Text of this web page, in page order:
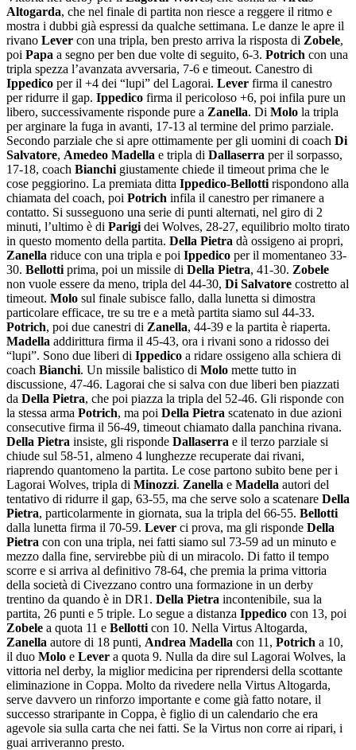
Altogarda, che nel finale di partita non riesce a reggere il ritmo e
mostra i dubbi già espressi da qualche settimana. Le danze le apre il
rivano Lever con una tripla, ben presto arriva la risposta di Zobele,
poi Papa a segno per ben due volte di seguito, 6-3. Potrich con una
tripla spezza l’avanzata avversaria, 7-6 e timeout. Canestro di
Ippedico per il +4 dei “lupi” del Lagorai. Lever firma il canestro
per ridurre il gap. Ippedico firma il pericoloso +6, poi infila pure un
libero, successivamente risponde pure a Zanella. Di Molo la tripla
per arginare la fuga in avanti, 17-13 al termine del primo parziale.
Secondo parziale che si apre ottimamente per gli uomini di coach Di
Salvatore, Amedeo Madella e tripla di Dallaserra per il sorpasso,
17-18, coach Bianchi giustamente chiede il timeout prima che le
cose peggiorino. La premiata ditta Ippedico-Bellotti rispondono alla
chiamata del coach, poi Potrich infila il canestro per rimanere a
contatto. Si susseguono una serie di punti alternati, nel giro di 2
minuti, l’ultimo è di Parigi dei Wolves, 28-27, equilibrio molto tirato
in questo momento della partita. Della Pietra dà ossigeno ai propri,
Zanella riduce con una tripla e poi Ippedico per il momentaneo 33-
30. Bellotti prima, poi un missile di Della Pietra, 41-30. Zobele
non vuole essere da meno, tripla del 44-30, Di Salvatore costretto al
timeout. Molo sul finale subisce fallo, dalla lunetta si dimostra
particolare efficace, tre su tre e a metà partita siamo sul 44-33.
Potrich, poi due canestri di Zanella, 44-39 e la partita è riaperta.
Madella addirittura firma il 45-43, ora i rivani sono a ridosso dei
“lupi”. Sono due liberi di Ippedico a ridare ossigeno alla schiera di
coach Bianchi. Un missile balistico di Molo mette tutto in
discussione, 47-46. Lagorai che si salva con due liberi ben piazzati
da Della Pietra, che poi piazza la tripla del 52-46. Gli risponde con
la stessa arma Potrich, ma poi Della Pietra scatenato in due azioni
consecutive firma il 56-49, timeout chiamato dalla panchina rivana.
Della Pietra insiste, gli risponde Dallaserra e il terzo parziale si
chiude sul 58-51, almeno 4 lunghezze recuperate dai rivani,
riaprendo quantomeno la partita. Le cose partono subito bene per i
Lagorai Wolves, tripla di Minozzi. Zanella e Madella autori del
tentativo di ridurre il gap, 63-55, ma che serve solo a scatenare Della
Pietra, particolarmente in giornata, sua la tripla del 66-55. Bellotti
dalla lunetta firma il 70-59. Lever ci prova, ma gli risponde Della
Pietra con con una tripla, nei fatti siamo sul 73-59 ad un minuto e
mezzo dalla fine, servirebbe più di un miracolo. Di fatto il tempo
scorre e si arriva al definitivo 78-64, che premia la prima vittoria
della società di Civezzano contro una formazione in un derby
trentino da quando è in DR1. Della Pietra incontenibile, sua la
partita, 26 punti e 5 triple. Lo segue a distanza Ippedico con 13, poi
Zobele a quota 11 e Bellotti con 10. Nella Virtus Altogarda,
Zanella autore di 18 punti, Andrea Madella con 11, Potrich a 10,
il duo Molo e Lever a quota 9. Nulla da dire sul Lagorai Wolves, la
vittoria nel derby, la miglior medicina per riprendersi della scottante
eliminazione in Coppa. Molto da rivedere nella Virtus Altogarda,
serve davvero un rinforzo importante e come già fatto notare, il
successo straripante in Coppa, è figlio di un calendario che era
agevole sia sulla carta che nei fatti. Se la Virtus non corre ai ripari, i
guai arriveranno presto.